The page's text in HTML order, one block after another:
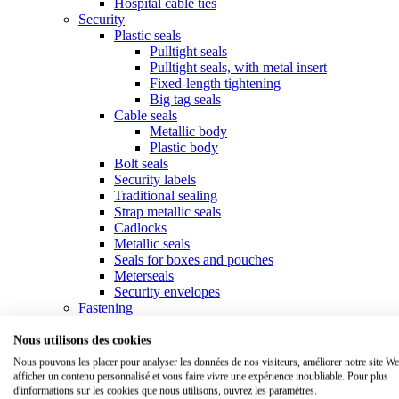
Security
Plastic seals
Pulltight seals
Pulltight seals, with metal insert
Fixed-length tightening
Big tag seals
Cable seals
Metallic body
Plastic body
Bolt seals
Security labels
Traditional sealing
Strap metallic seals
Cadlocks
Metallic seals
Seals for boxes and pouches
Meterseals
Security envelopes
Fastening
Standard collars
Specific collars
Marker ties
Tools for ties
Nous utilisons des cookies
Nous pouvons les placer pour analyser les données de nos visiteurs, améliorer notre site
afficher un contenu personnalisé et vous faire vivre une expérience inoubliable. Pour plus
d'informations sur les cookies que nous utilisons, ouvrez les paramètres.